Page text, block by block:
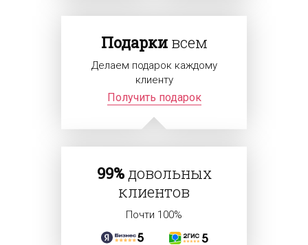
Подаркивсем
Делаем подарок каждому
клиенту
Получить подарок
99%довольных
клиентов
Почти 100%